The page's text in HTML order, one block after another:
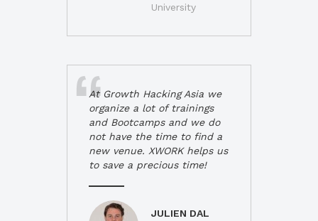
University
At Growth Hacking Asia we
organize a lot of trainings
and Bootcamps and we do
not have the time to find a
new venue. XWORK helps us
to save a precious time!
JULIEN DAL